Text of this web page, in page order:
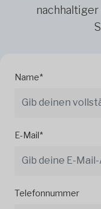
Name*
E-Mail*
Telefonnummer